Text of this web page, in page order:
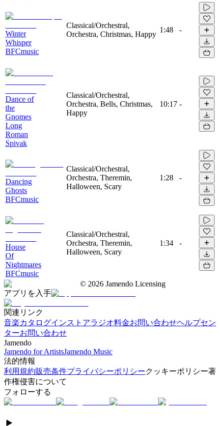
Winter
Whisper
BFCmusic
Classical/Orchestral,
Orchestra, Christmas, Happy
1:48 -
Dance of
the
Gnomes
Long
Roman
Spivak
Classical/Orchestral,
Orchestra, Bells, Christmas,
Happy
10:17 -
Dancing
Ghosts
BFCmusic
Classical/Orchestral,
Orchestra, Theremin,
Halloween, Scary
1:28 -
House
Of
Nightmares
BFCmusic
Classical/Orchestral,
Orchestra, Theremin,
Halloween, Scary
1:34 -
© 2026 Jamendo Licensing
アプリを入手
関連リンク
音楽カタログインストアラジオ料金お問い合わせヘルプセン
ターお問い合わせ
Jamendo
Jamendo for ArtistsJamendo Music
法的情報
利用規約販売条件プライバシーポリシークッキーポリシー著
作権侵害について
フォローする